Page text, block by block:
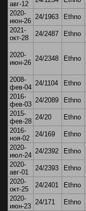
авг-12
2020-
июн-26
24/1963 Ethno
2021-
окт-28
24/2487 Ethno
2020-
июн-26
24/2348 Ethno
2008-
фев-04
24/1104 Ethno
2016-
фев-03
24/2089 Ethno
2015-
фев-28
24/20 Ethno
2016-
ноя-02
24/169 Ethno
2020-
июл-24
24/2392 Ethno
2020-
авг-01
24/2393 Ethno
2020-
окт-25
24/2401 Ethno
2020-
июн-23
24/171 Ethno